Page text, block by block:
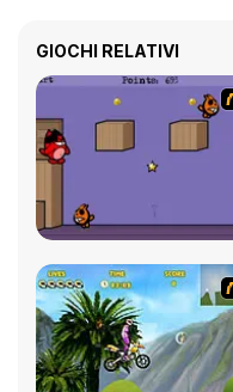
GIOCHI RELATIVI